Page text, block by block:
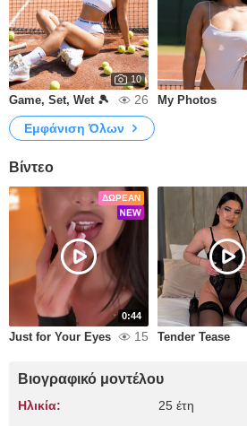
10
Game, Set, Wet 🎾 26 My Photos
Εμφάνιση Όλων
Βίντεο
ΔΩΡΕΆΝ
0:44
Just for Your Eyes 15 Tender Tease
Βιογραφικό μοντέλου
Ηλικία: 25 έτη